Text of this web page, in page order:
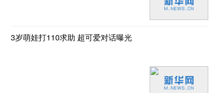
3岁萌娃打110求助 超可爱对话曝光